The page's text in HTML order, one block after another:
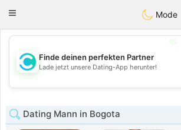
olombiaCitas
Toggle
Mode
💖
💕
Finde deinen perfekten Partner
Lade jetzt unsere Dating-App herunter!
Dating Mann in Bogota